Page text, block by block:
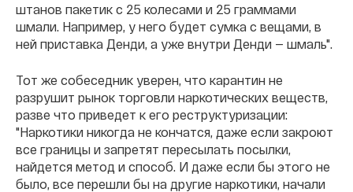
штанов пакетик с 25 колесами и 25 граммами
шмали. Например, у него будет сумка с вещами, в
ней приставка Денди, а уже внутри Денди — шмаль".
Тот же собеседник уверен, что карантин не
разрушит рынок торговли наркотических веществ,
разве что приведет к его реструктуризации:
"Наркотики никогда не кончатся, даже если закроют
все границы и запретят пересылать посылки,
найдется метод и способ. И даже если бы этого не
было, все перешли бы на другие наркотики, начали